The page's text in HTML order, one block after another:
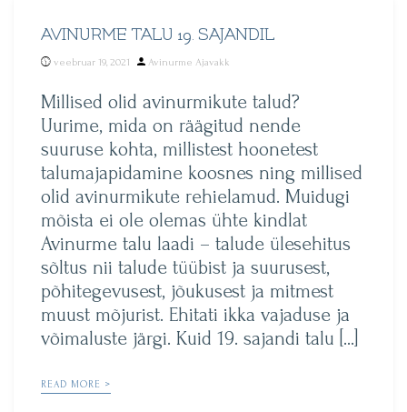
AVINURME TALU 19. SAJANDIL
veebruar 19, 2021
Posted
Avinurme Ajavakk
Millised olid avinurmikute talud?
Uurime, mida on räägitud nende
suuruse kohta, millistest hoonetest
talumajapidamine koosnes ning millised
olid avinurmikute rehielamud. Muidugi
mõista ei ole olemas ühte kindlat
Avinurme talu laadi – talude ülesehitus
sõltus nii talude tüübist ja suurusest,
põhitegevusest, jõukusest ja mitmest
muust mõjurist. Ehitati ikka vajaduse ja
võimaluste järgi. Kuid 19. sajandi talu […]
READ MORE >